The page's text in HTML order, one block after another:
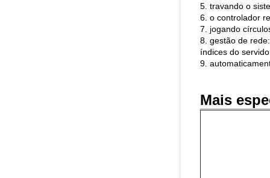
5. travando o
6. o controlador
7. jogando
8. gestão de
índices do
9.
Mais